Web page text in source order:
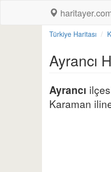
Türkiye Haritası
Ayrancı
Ayrancı
Karaman